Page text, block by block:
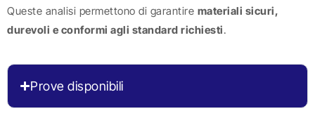
Queste analisi permettono di garantire materiali sicuri,
durevoli e conformi agli standard richiesti.
Prove disponibili